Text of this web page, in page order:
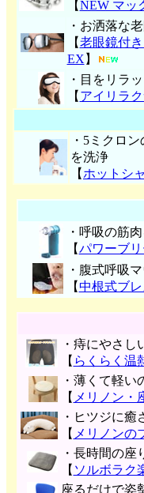
【NEW マッ
・お洒落な
【老眼鏡付
EX 】
・目をリラ
【 アイリラ
・5ミクロ
を洗浄
【 ホットシ
・呼吸の筋
【パワーブ
・腹式呼吸
【中根式ブ
・痔にやさ
【 らくらく温
・薄くて軽い
【 メリノン・
・ヒツジに癒
【 メリノンの
・長時間の座
【 ソルボラク
座るだけで姿